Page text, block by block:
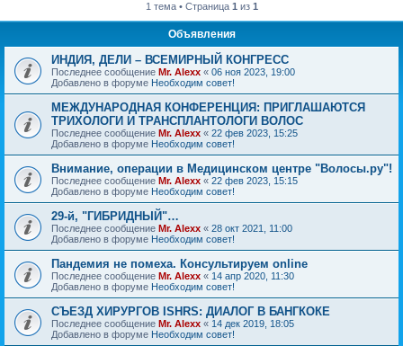
1 тема • Страница 1 из 1
Объявления
ИНДИЯ, ДЕЛИ – ВСЕМИРНЫЙ КОНГРЕСС
Последнее сообщение Mr. Alexx « 06 ноя 2023, 19:00
Добавлено в форуме Необходим совет!
МЕЖДУНАРОДНАЯ КОНФЕРЕНЦИЯ: ПРИГЛАШАЮТСЯ
ТРИХОЛОГИ И ТРАНСПЛАНТОЛОГИ ВОЛОС
Последнее сообщение Mr. Alexx « 22 фев 2023, 15:25
Добавлено в форуме Необходим совет!
Внимание, операции в Медицинском центре "Волосы.ру"!
Последнее сообщение Mr. Alexx « 22 фев 2023, 15:15
Добавлено в форуме Необходим совет!
29-й, "ГИБРИДНЫЙ"…
Последнее сообщение Mr. Alexx « 28 окт 2021, 11:00
Добавлено в форуме Необходим совет!
Пандемия не помеха. Консультируем online
Последнее сообщение Mr. Alexx « 14 апр 2020, 11:30
Добавлено в форуме Необходим совет!
СЪЕЗД ХИРУРГОВ ISHRS: ДИАЛОГ В БАНГКОКЕ
Последнее сообщение Mr. Alexx « 14 дек 2019, 18:05
Добавлено в форуме Необходим совет!